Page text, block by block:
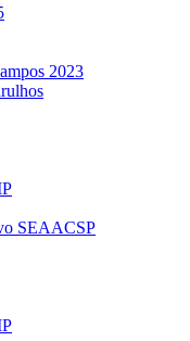
2023
SEAACSP